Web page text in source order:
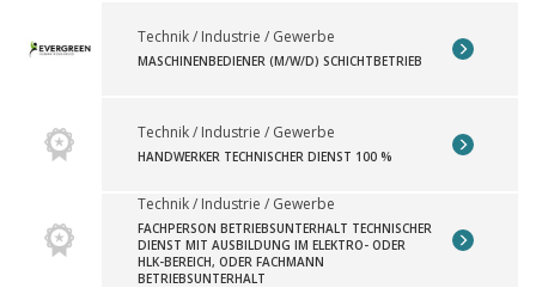
Technik / Industrie / Gewerbe
MASCHINENBEDIENER (M/W/D) SCHICHTBETRIEB
Technik / Industrie / Gewerbe
HANDWERKER TECHNISCHER DIENST 100 %
Technik / Industrie / Gewerbe
FACHPERSON BETRIEBSUNTERHALT TECHNISCHER
DIENST MIT AUSBILDUNG IM ELEKTRO- ODER
HLK-BEREICH, ODER FACHMANN
BETRIEBSUNTERHALT